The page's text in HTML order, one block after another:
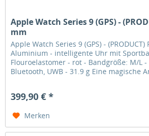
Apple Watch Series 9 (GPS) -
mm
Apple Watch Series 9 (GPS) - (PRODUCT)
Aluminium - intelligente Uhr mit
Flouroelastomer - rot - Bandgröße: M/L -
Bluetooth, UWB - 31.9 g Eine magische
399,90 € *
Merken